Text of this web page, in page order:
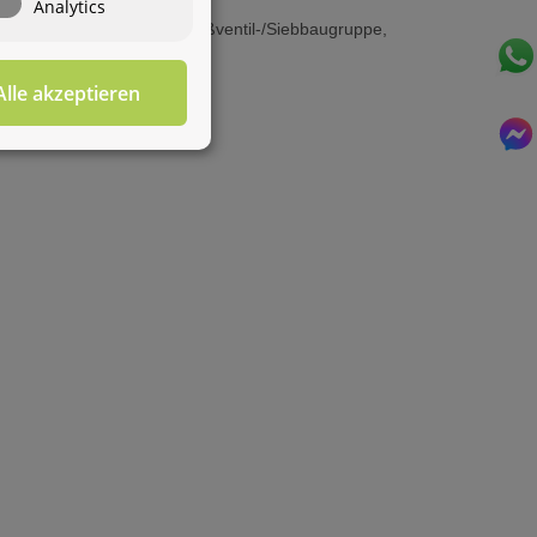
und eine Fußventil-/Siebbaugruppe,
Rücklaufschlauch.
Ihnen behilflich sein?
Für diesen Service benötigen Sie WhatsApp. Alternativ
Analytics
akzeptieren